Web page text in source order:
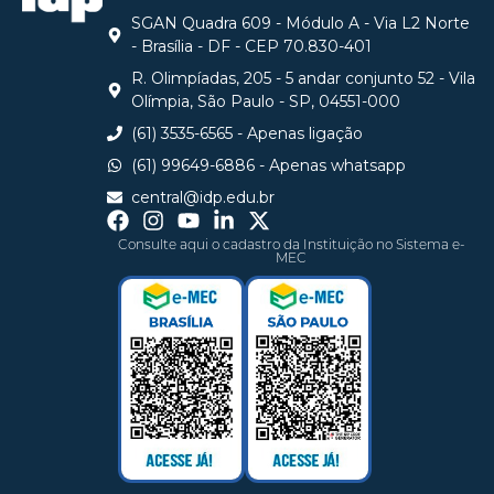
SGAN Quadra 609 - Módulo A - Via L2 Norte
- Brasília - DF - CEP 70.830-401
R. Olimpíadas, 205 - 5 andar conjunto 52 - Vila
Olímpia, São Paulo - SP, 04551-000
(61) 3535-6565 - Apenas ligação
(61) 99649-6886 - Apenas whatsapp
central@idp.edu.br
Consulte aqui o cadastro da Instituição no Sistema e-
MEC